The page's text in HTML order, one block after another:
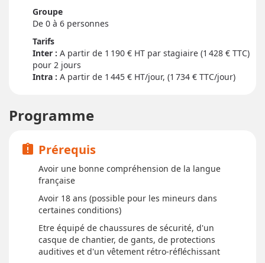
Groupe
De 0 à 6 personnes
Tarifs
Inter :
1 190 € HT par stagiaire (1 428 € TTC)
pour 2 jours
Intra : A partir de 1 445 € HT/jour, (1 734 € TTC/jour)
Programme
assignment_late Prérequis
Avoir une bonne compréhension de la langue
française
Avoir 18 ans (possible pour les mineurs dans
certaines conditions)
Etre équipé de chaussures de sécurité, d'un
casque de chantier, de gants, de protections
auditives et d'un vêtement rétro-réfléchissant